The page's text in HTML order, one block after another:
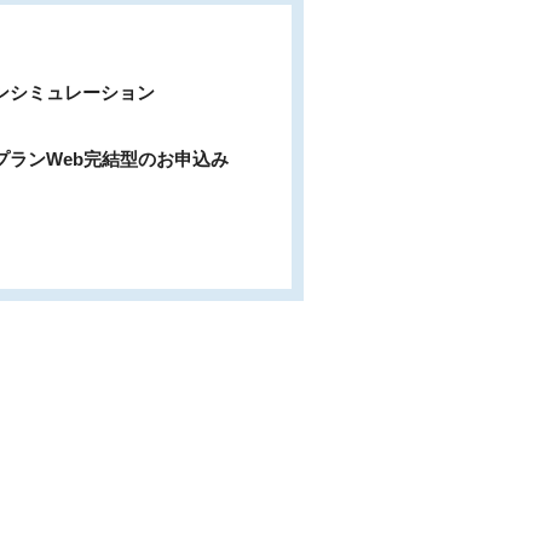
シミュレーション
ランWeb完結型のお申込み